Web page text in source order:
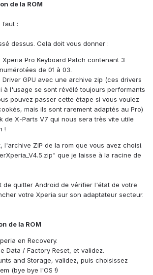
de la ROM
faut :
dessus. Cela doit vous donner :
Pro Keyboard Patch contenant 3
de 01 à 03.
GPU avec une archive zip (ces drivers
à l'usage se sont révélé toujours performants
pouvez passer cette étape si vous voulez
mais ils sont rarement adaptés au Pro)
de X-Parts V7 qui nous sera très vite utile
!
l'archive ZIP de la rom que vous avez choisi.
que je laisse à la racine de
de quitter Android de vérifier l'état de votre
votre Xperia sur son adaptateur secteur.
de la ROM
en Recovery.
Data / Factory Reset, et validez.
and Storage, validez, puis choisissez
(bye bye l'OS !)